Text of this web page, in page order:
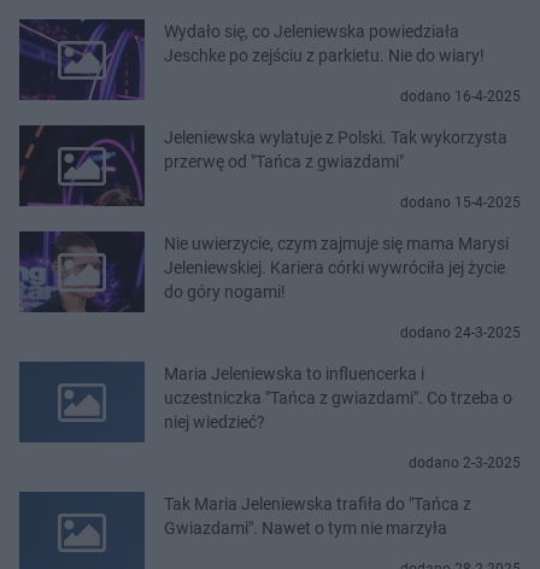
Wydało się, co Jeleniewska powiedziała
Jeschke po zejściu z parkietu. Nie do wiary!
dodano 16-4-2025
Jeleniewska wylatuje z Polski. Tak wykorzysta
przerwę od "Tańca z gwiazdami"
dodano 15-4-2025
Nie uwierzycie, czym zajmuje się mama Marysi
Jeleniewskiej. Kariera córki wywróciła jej życie
do góry nogami!
dodano 24-3-2025
Maria Jeleniewska to influencerka i
uczestniczka "Tańca z gwiazdami". Co trzeba o
niej wiedzieć?
dodano 2-3-2025
Tak Maria Jeleniewska trafiła do "Tańca z
Gwiazdami". Nawet o tym nie marzyła